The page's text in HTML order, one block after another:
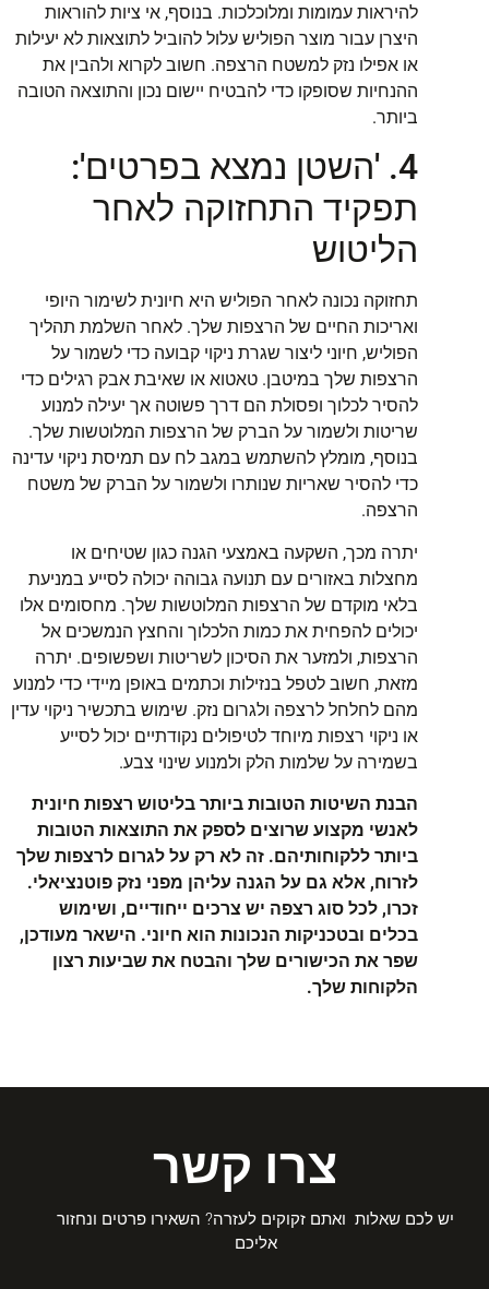
להיראות עמומות ומלוכלכות. בנוסף, אי ציות להוראות
היצרן עבור מוצר הפוליש עלול להוביל לתוצאות לא יעילות
או אפילו נזק למשטח הרצפה. חשוב לקרוא ולהבין את
ההנחיות שסופקו כדי להבטיח יישום נכון והתוצאה הטובה
ביותר.
4. 'השטן נמצא בפרטים':
תפקיד התחזוקה לאחר
הליטוש
תחזוקה נכונה לאחר הפוליש היא חיונית לשימור היופי
ואריכות החיים של הרצפות שלך. לאחר השלמת תהליך
הפוליש, חיוני ליצור שגרת ניקוי קבועה כדי לשמור על
הרצפות שלך במיטבן. טאטוא או שאיבת אבק רגילים כדי
להסיר לכלוך ופסולת הם דרך פשוטה אך יעילה למנוע
שריטות ולשמור על הברק של הרצפות המלוטשות שלך.
בנוסף, מומלץ להשתמש במגב לח עם תמיסת ניקוי עדינה
כדי להסיר שאריות שנותרו ולשמור על הברק של משטח
הרצפה.
יתרה מכך, השקעה באמצעי הגנה כגון שטיחים או
מחצלות באזורים עם תנועה גבוהה יכולה לסייע במניעת
בלאי מוקדם של הרצפות המלוטשות שלך. מחסומים אלו
יכולים להפחית את כמות הלכלוך והחצץ הנמשכים אל
הרצפות, ולמזער את הסיכון לשריטות ושפשופים. יתרה
מזאת, חשוב לטפל בנזילות וכתמים באופן מיידי כדי למנוע
מהם לחלחל לרצפה ולגרום נזק. שימוש בתכשיר ניקוי עדין
או ניקוי רצפות מיוחד לטיפולים נקודתיים יכול לסייע
בשמירה על שלמות הלק ולמנוע שינוי צבע.
הבנת השיטות הטובות ביותר בליטוש רצפות חיונית
לאנשי מקצוע שרוצים לספק את התוצאות הטובות
ביותר ללקוחותיהם. זה לא רק על לגרום לרצפות שלך
לזרוח, אלא גם על הגנה עליהן מפני נזק פוטנציאלי.
זכרו, לכל סוג רצפה יש צרכים ייחודיים, ושימוש
בכלים ובטכניקות הנכונות הוא חיוני. הישאר מעודכן,
שפר את הכישורים שלך והבטח את שביעות רצון
הלקוחות שלך.
צרו קשר
יש לכם שאלות ואתם זקוקים לעזרה? השאירו פרטים ונחזור
אליכם